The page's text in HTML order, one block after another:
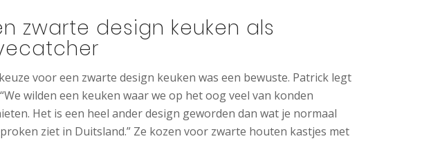
zwarte design keuken als
voor een zwarte design keuken was een bewuste. Patrick legt
wilden een keuken waar we op het oog veel van konden
Het is een heel ander design geworden dan wat je normaal
ziet in Duitsland.” Ze kozen voor zwarte houten kastjes met